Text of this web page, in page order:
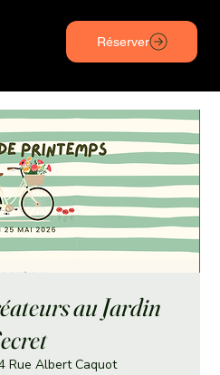
Réserver
au Jardin
Rue Albert Caquot